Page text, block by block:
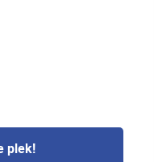
plek!